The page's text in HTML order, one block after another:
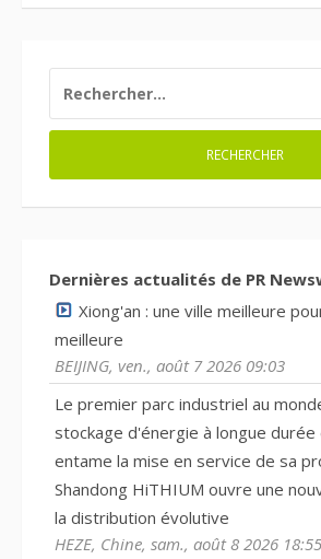
Dernières actualités de PR
Xiong'an : une ville meilleure
meilleure
BEIJING, ven., août 7 2026 09:03
Le premier parc industriel au
stockage d'énergie à longue durée
entame la mise en service de sa
Shandong HiTHIUM ouvre une
la distribution évolutive
HEZE, Chine, sam., août 8 2026 18:55